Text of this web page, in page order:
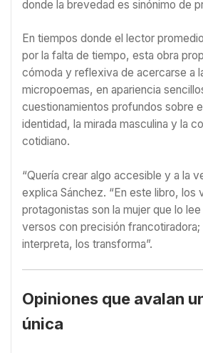
donde la brevedad es sinónimo de
En tiempos donde el lector
por la falta de tiempo, esta obra
cómoda y reflexiva de acercarse a
micropoemas, en apariencia
cuestionamientos profundos sobre
identidad, la mirada masculina y la
cotidiano.
“Quería crear algo accesible y a la
explica Sánchez. “En este libro, los
protagonistas son la mujer que lo
versos con precisión
interpreta, los transforma”.
Opiniones que avalan
única